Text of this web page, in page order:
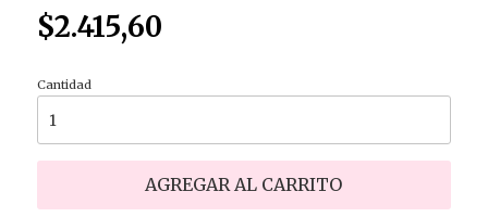
$2.415,60
Cantidad
AGREGAR AL CARRITO